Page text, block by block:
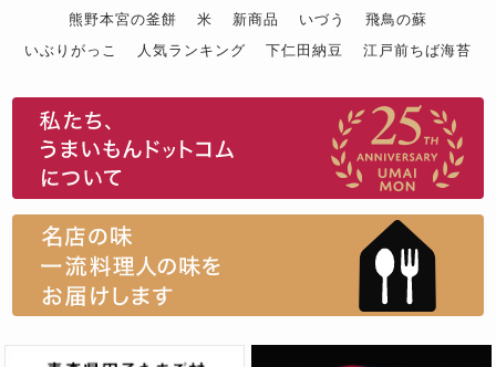
熊野本宮の釜餅 米 新商品 いづう
飛鳥の蘇
いぶりがっこ
人気ランキング 下仁田納豆
江戸前ちば海苔